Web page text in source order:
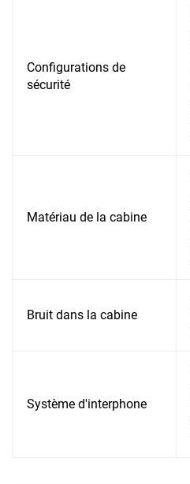
Configurations de
sécurité
Matériau de la cabine
Bruit dans la cabine
Système d'interphone